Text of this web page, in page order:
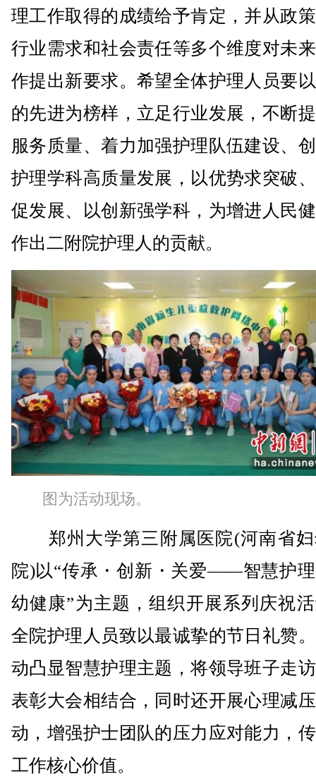
理工作取得的成绩给予肯定，并从政
行业需求和社会责任等多个维度对未
作提出新要求。希望全体护理人员要
的先进为榜样，立足行业发展，不断
服务质量、着力加强护理队伍建设、
护理学科高质量发展，以优势求突破
促发展、以创新强学科，为增进人民
作出二附院护理人的贡献。
图为活动现场。
郑州大学第三附属医院(河南省妇
院)以“传承・创新・关爱——智慧护
幼健康”为主题，组织开展系列庆祝
全院护理人员致以最诚挚的节日礼赞
动凸显智慧护理主题，将领导班子走
表彰大会相结合，同时还开展心理减
动，增强护士团队的压力应对能力，
工作核心价值。